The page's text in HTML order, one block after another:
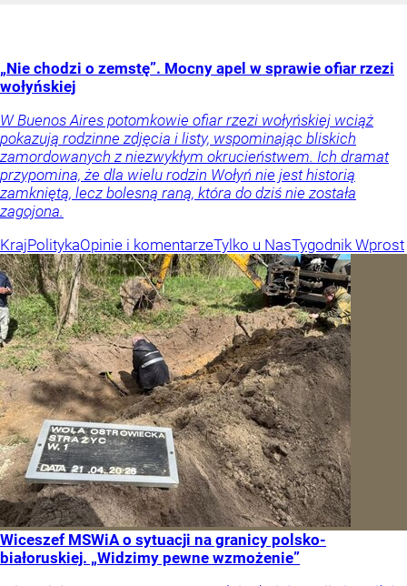
„Nie chodzi o zemstę”. Mocny apel w sprawie ofiar rzezi
wołyńskiej
W Buenos Aires potomkowie ofiar rzezi wołyńskiej wciąż
pokazują rodzinne zdjęcia i listy, wspominając bliskich
zamordowanych z niezwykłym okrucieństwem. Ich dramat
przypomina, że dla wielu rodzin Wołyń nie jest historią
zamkniętą, lecz bolesną raną, która do dziś nie została
zagojona.
KrajPolitykaOpinie i komentarzeTylko u NasTygodnik Wprost
Wiceszef MSWiA o sytuacji na granicy polsko-
białoruskiej. „Widzimy pewne wzmożenie”